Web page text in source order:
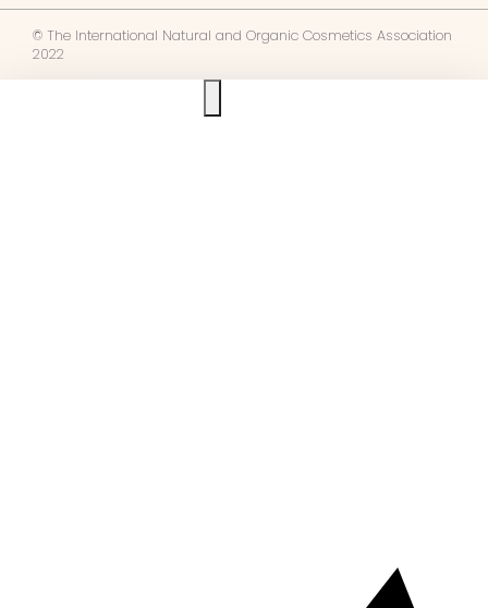
© The International Natural and Organic Cosmetics Association
2022